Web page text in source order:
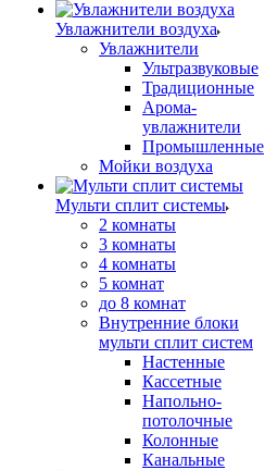
Увлажнители воздуха
Увлажнители
Ультразвуковые
Традиционные
Арома-
увлажнители
Промышленные
Мойки воздуха
Мульти сплит системы
2 комнаты
3 комнаты
4 комнаты
5 комнат
до 8 комнат
Внутренние блоки
мульти сплит систем
Настенные
Кассетные
Напольно-
потолочные
Колонные
Канальные